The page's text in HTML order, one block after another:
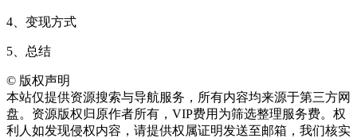
4、变现方式
5、总结
© 版权声明
本站仅提供资源搜索与导航服务，所有内容均来源于第三方网
盘。资源版权归原作者所有，VIP费用为筛选整理服务费。权
利人如发现侵权内容，请提供权属证明发送至邮箱，我们核实